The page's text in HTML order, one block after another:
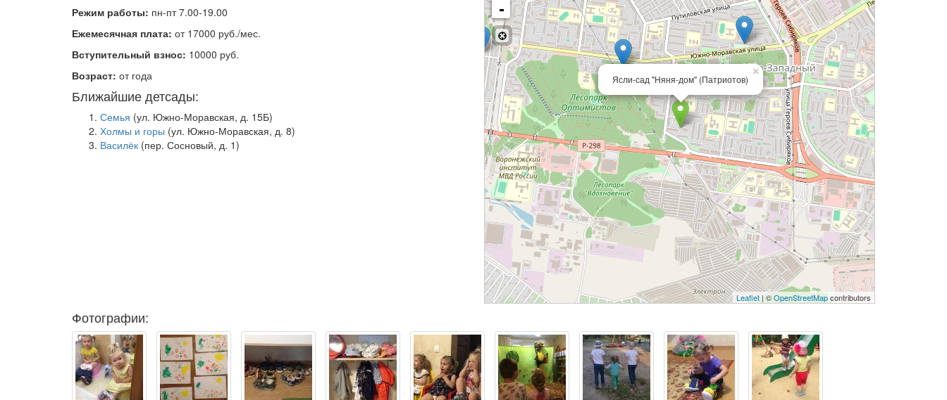
Режим работы: пн-пт 7.00-19.00
Ежемесячная плата: от 17000 руб./мес.
Вступительный взнос: 10000 руб.
Возраст: от года
Ближайшие детсады:
Семья (ул. Южно-Моравская, д. 15Б)
Холмы и горы (ул. Южно-Моравская, д. 8)
Василёк (пер. Сосновый, д. 1)
×
Ясли-сад "Няня-дом" (Патриотов)
-
Leaflet| ©OpenStreetMapcontributors
Фотографии: